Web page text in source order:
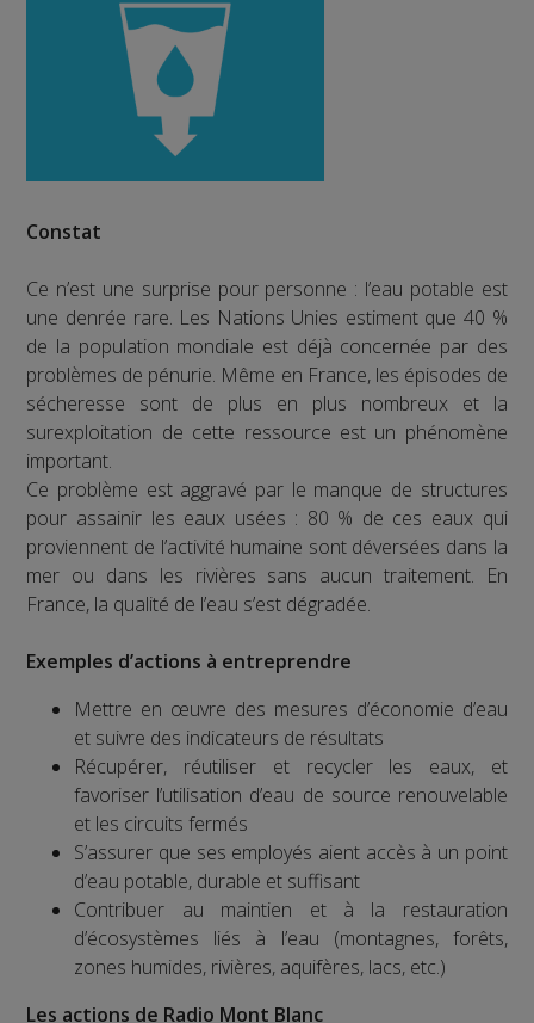
Constat
Ce n’est une surprise pour personne : l’eau potable est
une denrée rare. Les Nations Unies estiment que 40 %
de la population mondiale est déjà concernée par des
problèmes de pénurie. Même en France, les épisodes de
sécheresse sont de plus en plus nombreux et la
surexploitation de cette ressource est un phénomène
important.
Ce problème est aggravé par le manque de structures
pour assainir les eaux usées : 80 % de ces eaux qui
proviennent de l’activité humaine sont déversées dans la
mer ou dans les rivières sans aucun traitement. En
France, la qualité de l’eau s’est dégradée.
Exemples d’actions à entreprendre
Mettre en œuvre des mesures d’économie d’eau
et suivre des indicateurs de résultats
Récupérer, réutiliser et recycler les eaux, et
favoriser l’utilisation d’eau de source renouvelable
et les circuits fermés
S’assurer que ses employés aient accès à un point
d’eau potable, durable et suffisant
Contribuer au maintien et à la restauration
d’écosystèmes liés à l’eau (montagnes, forêts,
zones humides, rivières, aquifères, lacs, etc.)
Les actions de Radio Mont Blanc